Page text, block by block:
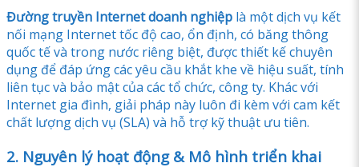
Đường truyền Internet doanh nghiệp là một dịch vụ kết
nối mạng Internet tốc độ cao, ổn định, có băng thông
quốc tế và trong nước riêng biệt, được thiết kế chuyên
dụng để đáp ứng các yêu cầu khắt khe về hiệu suất, tính
liên tục và bảo mật của các tổ chức, công ty. Khác với
Internet gia đình, giải pháp này luôn đi kèm với cam kết
chất lượng dịch vụ (SLA) và hỗ trợ kỹ thuật ưu tiên.
2. Nguyên lý hoạt động & Mô hình triển khai